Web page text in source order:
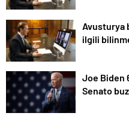
Avusturya
ilgili
Joe Biden
Senato